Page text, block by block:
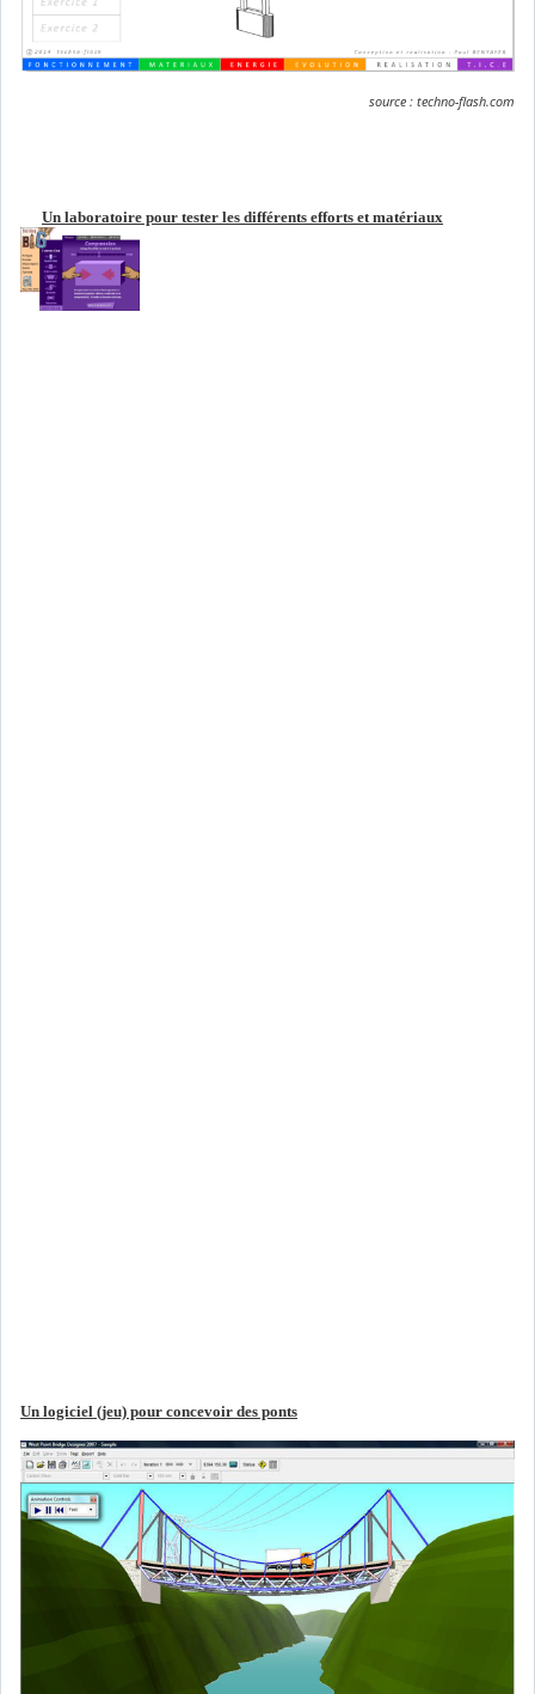
source : techno-flash.com
Un laboratoire pour tester les différents efforts et matériaux
Un logiciel (jeu) pour concevoir des ponts